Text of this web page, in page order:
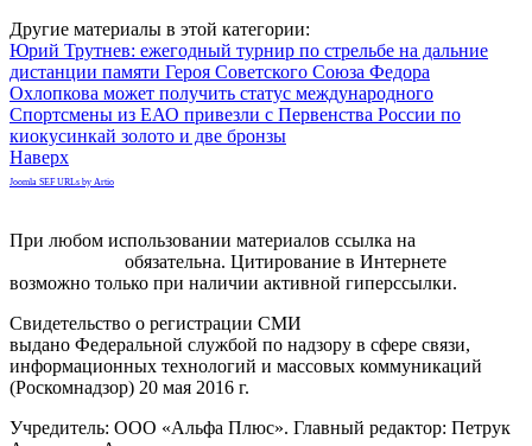
Другие материалы в этой категории:
Юрий Трутнев: ежегодный турнир по стрельбе на дальние
дистанции памяти Героя Советского Союза Федора
Охлопкова может получить статус международного
Спортсмены из ЕАО привезли с Первенства России по
киокусинкай золото и две бронзы
Наверх
Joomla SEF URLs by Artio
При любом использовании материалов ссылка на
обязательна. Цитирование в Интернете
возможно только при наличии активной гиперссылки.
Свидетельство о регистрации СМИ
выдано Федеральной службой по надзору в сфере связи,
информационных технологий и массовых коммуникаций
(Роскомнадзор) 20 мая 2016 г.
Учредитель: ООО «Альфа Плюс». Главный редактор: Петрук